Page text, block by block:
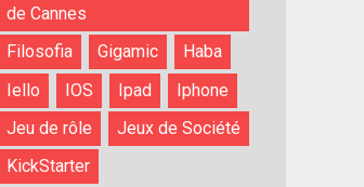
de Cannes
Filosofia
Gigamic
Haba
Iello
IOS Ipad
Iphone
Jeu de rôle
Jeux de Société
KickStarter